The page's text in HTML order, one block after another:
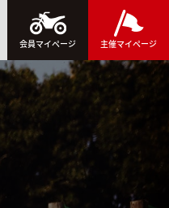
会員マイページ 主催マイページ